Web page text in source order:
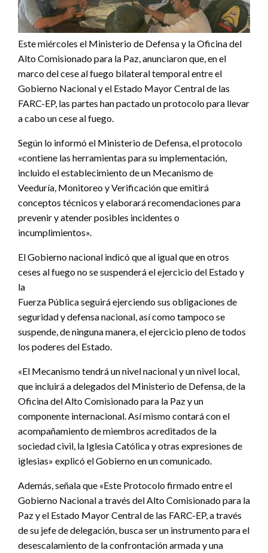
Este miércoles el Ministerio de Defensa y la Oficina del
Alto Comisionado para la Paz, anunciaron que, en el
marco del cese al fuego bilateral temporal entre el
Gobierno Nacional y el Estado Mayor Central de las
FARC-EP, las partes han pactado un protocolo para llevar
a cabo un cese al fuego.
Según lo informó el Ministerio de Defensa, el protocolo
«contiene las herramientas para su implementación,
incluido el establecimiento de un Mecanismo de
Veeduría, Monitoreo y Verificación que emitirá
conceptos técnicos y elaborará recomendaciones para
prevenir y atender posibles incidentes o
incumplimientos».
El Gobierno nacional indicó que al igual que en otros
ceses al fuego no se suspenderá el ejercicio del Estado y
la
Fuerza Pública seguirá ejerciendo sus obligaciones de
seguridad y defensa nacional, así como tampoco se
suspende, de ninguna manera, el ejercicio pleno de todos
los poderes del Estado.
«El Mecanismo tendrá un nivel nacional y un nivel local,
que incluirá a delegados del Ministerio de Defensa, de la
Oficina del Alto Comisionado para la Paz y un
componente internacional. Así mismo contará con el
acompañamiento de miembros acreditados de la
sociedad civil, la Iglesia Católica y otras expresiones de
iglesias» explicó el Gobierno en un comunicado.
Además, señala que «Este Protocolo firmado entre el
Gobierno Nacional a través del Alto Comisionado para la
Paz y el Estado Mayor Central de las FARC-EP, a través
de su jefe de delegación, busca ser un instrumento para el
desescalamiento de la confrontación armada y una